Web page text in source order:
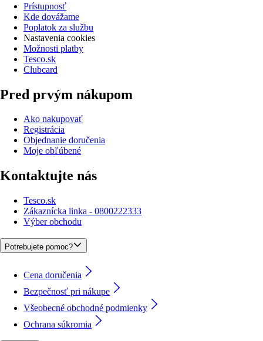
Prístupnosť
Kde dovážame
Poplatok za službu
Nastavenia cookies
Možnosti platby
Tesco.sk
Clubcard
Pred prvým nákupom
Ako nakupovať
Registrácia
Objednanie doručenia
Moje obľúbené
Kontaktujte nás
Tesco.sk
Zákaznícka linka - 0800222333
Výber obchodu
Potrebujete pomoc?
Cena doručenia
Bezpečnosť pri nákupe
Všeobecné obchodné podmienky
Ochrana súkromia